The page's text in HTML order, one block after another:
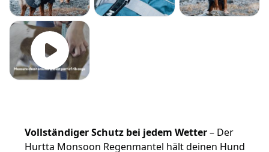
Vollständiger Schutz bei jedem Wetter– Der
Hurtta Monsoon Regenmantel hält deinen Hund